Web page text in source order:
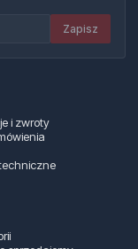
Zapisz
i zwroty